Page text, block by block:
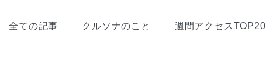
全ての記事 クルソナのこと 週間アクセスTOP20